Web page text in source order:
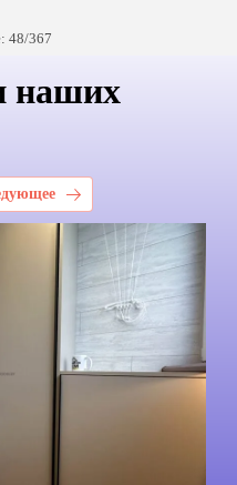
48/367
наших